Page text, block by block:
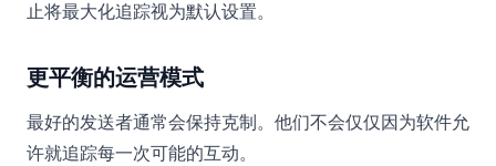
止将最大化追踪视为默认设置。
更平衡的运营模式
最好的发送者通常会保持克制。他们不会仅仅因为软件允
许就追踪每一次可能的互动。